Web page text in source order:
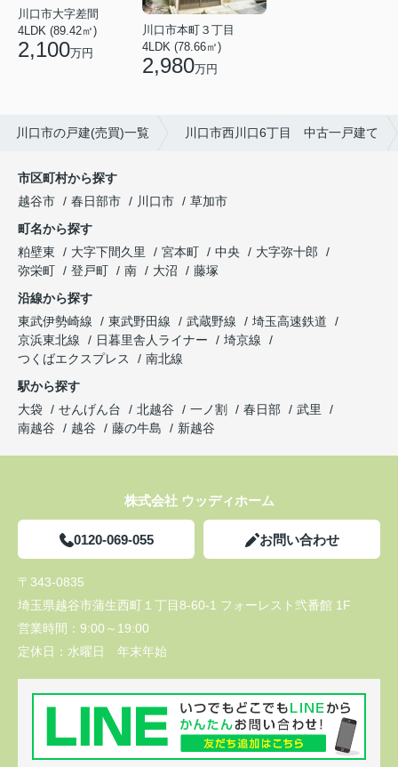
川口市大字差間
4LDK (89.42㎡)
2,100万円
川口市本町３丁目
4LDK (78.66㎡)
2,980万円
川口市の戸建(売買)一覧 川口市西川口6丁目 中古一戸建て
市区町村から探す
越谷市
春日部市 川口市
草加市
町名から探す
粕壁東
大字下間久里 宮本町 中央
大字弥十郎
弥栄町
登戸町 南 大沼
藤塚
沿線から探す
東武伊勢崎線
東武野田線 武蔵野線
埼玉高速鉄道
京浜東北線
日暮里舎人ライナー
埼京線
つくばエクスプレス
南北線
駅から探す
大袋
せんげん台 北越谷 一ノ割 春日部
武里
南越谷
越谷 藤の牛島 新越谷
株式会社 ウッディホーム
0120-069-055 お問い合わせ
〒343-0835
埼玉県越谷市蒲生西町１丁目8-60-1 フォーレスト弐番館 1F
営業時間： 9:00～19:00
定休日： 水曜日 年末年始